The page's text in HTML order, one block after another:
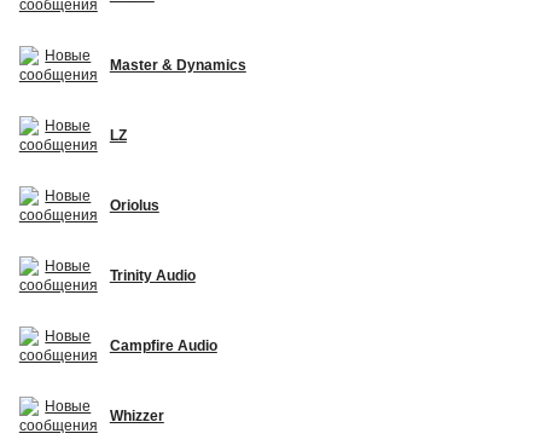
Master & Dynamics
LZ
Oriolus
Trinity Audio
Campfire Audio
Whizzer